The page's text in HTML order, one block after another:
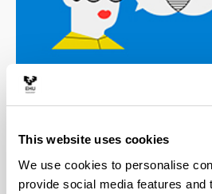
This website uses cookies
We use cookies to personalise
provide social media features and
BUDDY